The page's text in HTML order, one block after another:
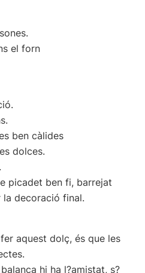
el forn
ben càlides
dolces.
picadet ben fi, barrejat
decoració final.
aquest dolç, és que les
hi ha l?amistat, s?